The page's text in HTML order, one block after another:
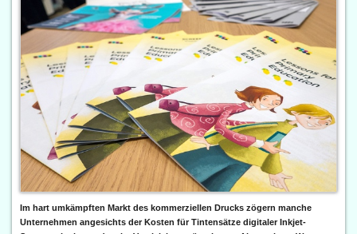
Im hart umkämpften Markt des kommerziellen Drucks zögern manche
Unternehmen angesichts der Kosten für Tintensätze digitaler Inkjet-